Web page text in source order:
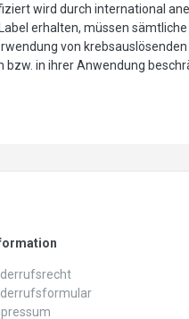
wird durch international
erhalten, müssen
von
in ihrer Anwendung